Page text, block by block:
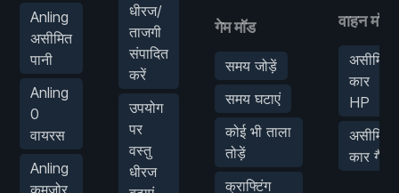
Anling
असीमित
पानी
Anling
0
वायरस
Anling
कमजोर
धीरज/
ताजगी
संपादित
करें
उपयोग
पर
वस्तु
धीरज
गेम मॉड
समय जोड़ें
समय घटाएं
कोई भी ताला
तोड़ें
क्राफ्टिंग
वाहन मॉड
असीमित
कार
HP
असीमित
कार गैस